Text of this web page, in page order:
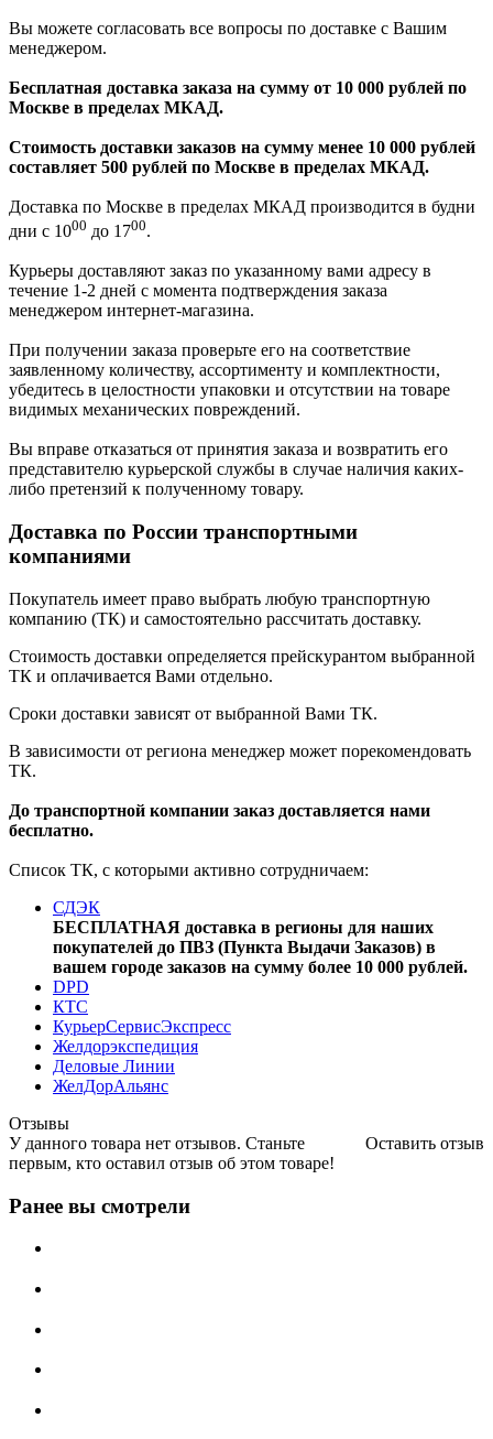
Вы можете согласовать все вопросы по доставке с Вашим
менеджером.
Бесплатная доставка заказа на сумму от 10 000 рублей по
Москве в пределах МКАД.
Стоимость доставки заказов на сумму менее 10 000 рублей
составляет 500 рублей по Москве в пределах МКАД.
Доставка по Москве в пределах МКАД производится в будни
дни с 1000 до 1700.
Курьеры доставляют заказ по указанному вами адресу в
течение 1-2 дней с момента подтверждения заказа
менеджером интернет-магазина.
При получении заказа проверьте его на соответствие
заявленному количеству, ассортименту и комплектности,
убедитесь в целостности упаковки и отсутствии на товаре
видимых механических повреждений.
Вы вправе отказаться от принятия заказа и возвратить его
представителю курьерской службы в случае наличия каких-
либо претензий к полученному товару.
Доставка по России транспортными
компаниями
Покупатель имеет право выбрать любую транспортную
компанию (ТК) и самостоятельно рассчитать доставку.
Стоимость доставки определяется прейскурантом выбранной
ТК и оплачивается Вами отдельно.
Сроки доставки зависят от выбранной Вами ТК.
В зависимости от региона менеджер может порекомендовать
ТК.
До транспортной компании заказ доставляется нами
бесплатно.
Список ТК, с которыми активно сотрудничаем:
СДЭК
БЕСПЛАТНАЯ доставка в регионы для наших
покупателей до ПВЗ (Пункта Выдачи Заказов) в
вашем городе заказов на сумму более 10 000 рублей.
DPD
КТС
КурьерСервисЭкспресс
Желдорэкспедиция
Деловые Линии
ЖелДорАльянс
Отзывы
Оставить отзыв
У данного товара нет отзывов. Станьте
первым, кто оставил отзыв об этом товаре!
Ранее вы смотрели